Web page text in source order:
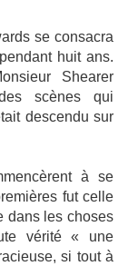
se consacra
huit ans.
Shearer
scènes qui
descendu sur
à se
fut celle
dans les choses
vérité « une
si tout à